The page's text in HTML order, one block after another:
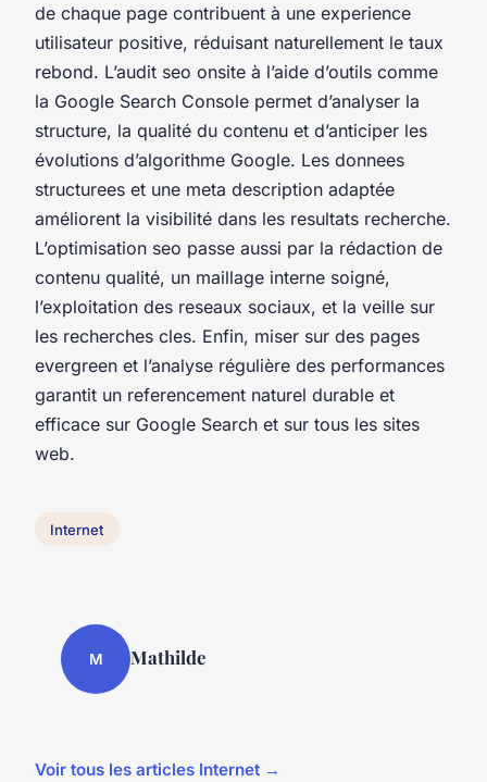
de chaque page contribuent à une experience
utilisateur positive, réduisant naturellement le taux
rebond. L’audit seo onsite à l’aide d’outils comme
la Google Search Console permet d’analyser la
structure, la qualité du contenu et d’anticiper les
évolutions d’algorithme Google. Les donnees
structurees et une meta description adaptée
améliorent la visibilité dans les resultats recherche.
L’optimisation seo passe aussi par la rédaction de
contenu qualité, un maillage interne soigné,
l’exploitation des reseaux sociaux, et la veille sur
les recherches cles. Enfin, miser sur des pages
evergreen et l’analyse régulière des performances
garantit un referencement naturel durable et
efficace sur Google Search et sur tous les sites
web.
Internet
M Mathilde
Voir tous les articles Internet →